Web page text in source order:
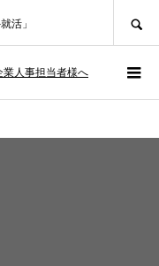
活」
業人事担当者様へ